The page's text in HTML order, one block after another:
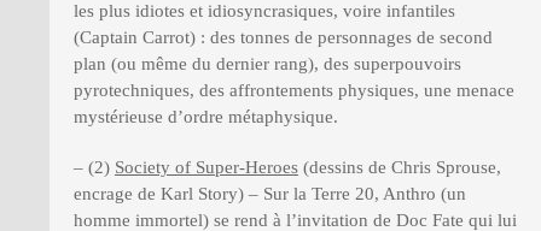
les plus idiotes et idiosyncrasiques, voire infantiles
(Captain Carrot) : des tonnes de personnages de second
plan (ou même du dernier rang), des superpouvoirs
pyrotechniques, des affrontements physiques, une menace
mystérieuse d’ordre métaphysique.
– (2) Society of Super-Heroes (dessins de Chris Sprouse,
encrage de Karl Story) – Sur la Terre 20, Anthro (un
homme immortel) se rend à l’invitation de Doc Fate qui lui